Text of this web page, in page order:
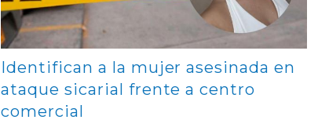
Identifican a la mujer asesinada en
ataque sicarial frente a centro
comercial